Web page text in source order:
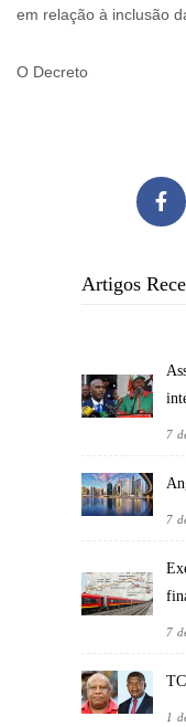
em relação à inclusão
O Decreto
Artigos
7
7
7
1